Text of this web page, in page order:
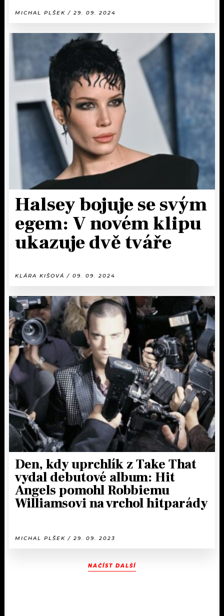
MICHAL PLŠEK / 29. 09. 2024
Halsey bojuje se svým
egem: V novém klipu
ukazuje dvě tváře
KLÁRA KIŠOVÁ / 09. 09. 2024
Den, kdy uprchlík z Take That
vydal debutové album: Hit
Angels pomohl Robbiemu
Williamsovi na vrchol hitparády
MICHAL PLŠEK / 29. 09. 2023
NAČÍST DALŠÍ